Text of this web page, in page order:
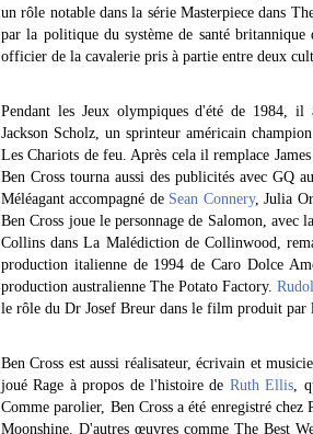
un rôle notable dans la série Masterpiece dans
par la politique du système de santé
officier de la cavalerie pris à partie entre deux
Pendant les Jeux olympiques d'été de 1984,
Jackson Scholz, un sprinteur américain
Les Chariots de feu. Après cela il remplace
Ben Cross tourna aussi des publicités avec
Méléagant accompagné de Sean Connery, Julia
Ben Cross joue le personnage de Salomon, avec
Collins dans La Malédiction de Collinwood,
production italienne de 1994 de Caro Dolce
production australienne The Potato Factory.
le rôle du Dr Josef Breur dans le film produit
Ben Cross est aussi réalisateur, écrivain et
joué Rage à propos de l'histoire de Ruth Ellis,
Comme parolier, Ben Cross a été enregistré
Moonshine. D'autres œuvres comme The Best